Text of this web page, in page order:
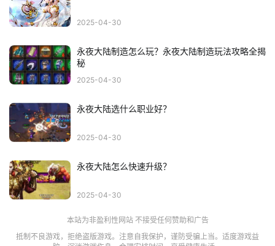
2025-04-30
永夜大陆制造怎么玩？永夜大陆制造玩法攻略全揭
秘
2025-04-30
永夜大陆选什么职业好？
2025-04-30
永夜大陆怎么快速升级？
2025-04-30
本站为非盈利性网站 不接受任何赞助和广告
抵制不良游戏，拒绝盗版游戏。注意自我保护，谨防受骗上当。适度游戏益